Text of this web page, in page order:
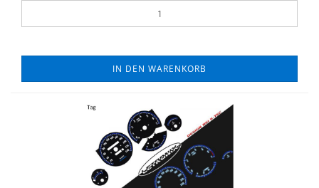
IN DEN WARENKORB